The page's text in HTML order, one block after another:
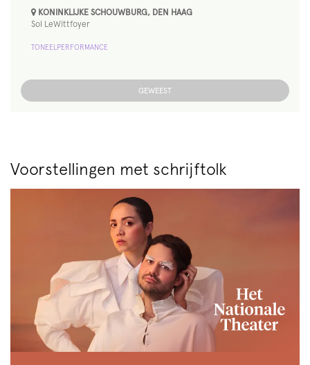
KONINKLIJKE SCHOUWBURG, DEN HAAG
Sol LeWittfoyer
TONEELPERFORMANCE
GEWEEST
Voorstellingen met schrijftolk